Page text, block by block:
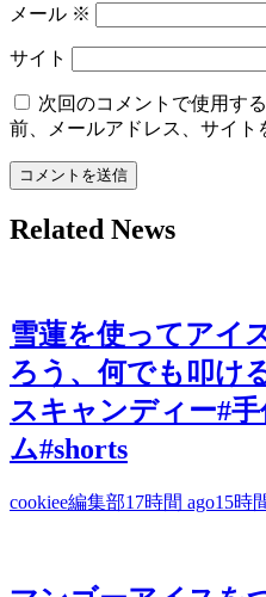
メール ※
サイト
次回のコメントで使用す
前、メールアドレス、サイト
Related News
雪蓮を使ってアイ
ろう、何でも叩け
スキャンディー#
ム#shorts
cookiee編集部17時間 ago15時